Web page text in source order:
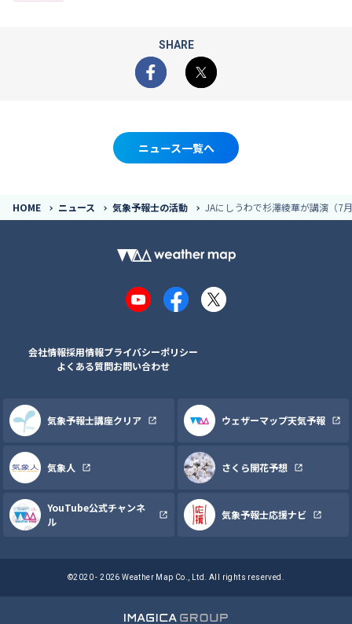
SHARE
Facebook
X
ニュース一覧へ
HOME ニュース 気象予報士の活動 JAにしうわで杉澤綾華が講演（7
YouTubeFacebook
X
会社情報採用情報プライバシーポリシー
よくある質問お問い合わせ
気象予報士講座クリア ウェザーマップ天気予報
気象人 さくら開花予想
YouTube公式チャンネ
ル
気象予報士応援ナビ
©2020 - 2026 Weather Map Co., Ltd. All rights reserved.